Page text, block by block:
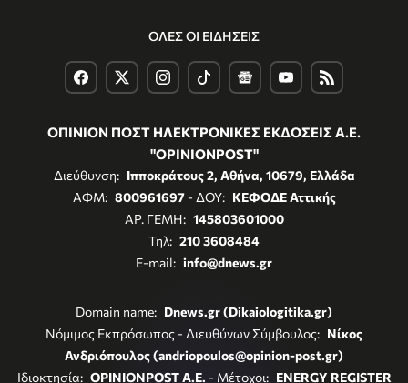
ΟΛΕΣ ΟΙ ΕΙΔΗΣΕΙΣ
ΟΠΙΝΙΟΝ ΠΟΣΤ ΗΛΕΚΤΡΟΝΙΚΕΣ ΕΚΔΟΣΕΙΣ Α.Ε.
"OPINIONPOST"
Διεύθυνση: Ιπποκράτους 2, Αθήνα, 10679, Ελλάδα
ΑΦΜ: 800961697- ΔΟΥ: ΚΕΦΟΔΕ Αττικής
ΑΡ. ΓΕΜΗ: 145803601000
Τηλ: 210 3608484
E-mail: info@dnews.gr
Domain name: Dnews.gr (Dikaiologitika.gr)
Νόμιμος Εκπρόσωπος - Διευθύνων Σύμβουλος: Νίκος
Ανδριόπουλος (andriopoulos@opinion-post.gr)
Ιδιοκτησία: OPINIONPOST A.E. - Μέτοχοι: ENERGY REGISTER